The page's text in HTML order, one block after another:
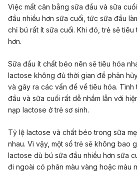
Việc mất cân bằng sữa đầu và sữa cuối
đầu nhiều hơn sữa cuối, tức sữa đầu
chỉ bú rất ít sữa cuối. Khi đó, trẻ sẽ
hơn.
Sữa đầu ít chất béo nên sẽ tiêu hóa
lactose không đủ thời gian để phân
và gây ra các vấn đề về tiêu hóa. Tình
đầu và sữa cuối rất dễ nhầm lẫn với
nạp lactose ở trẻ sơ sinh.
Tỷ lệ lactose và chất béo trong sữa
nhau. Vì vậy, một số trẻ sẽ không bao
lactose dù bú sữa đầu nhiều hơn sữa
đi ngoài có phân màu vàng hoặc màu